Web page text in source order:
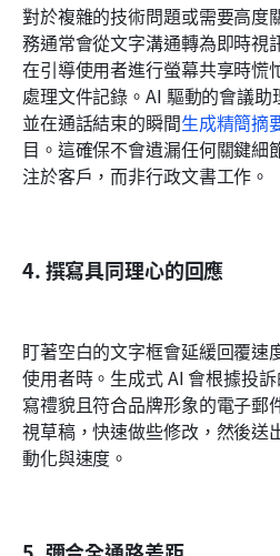
對於複雜的技術問題或需要高度
務通常會從文字溝通轉為即時視
在引導使用者進行螢幕共享時慌
處理文件記錄。AI 驅動的會議助
並在通話結束的瞬間生成精簡摘
目。這確保不會遺漏任何關鍵細
注於客戶，而非行政文書工作。
4. 撰寫具同理心的回應
盯著空白的文字框會延緩回覆速
使用者時。生成式 AI 會根據投
寫禮貌且符合品牌形象的電子郵
視草稿，快速做些修改，然後送
動化與速度。